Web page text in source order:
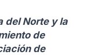
del Norte y la
de
de